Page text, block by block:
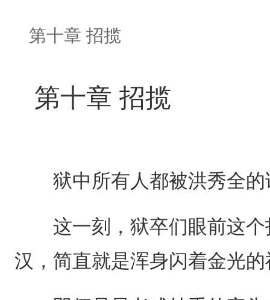
第十章 招揽
第十章 招揽
狱中所有人都被洪秀全的
这一刻，狱卒们眼前这个
汉，简直就是浑身闪着金光